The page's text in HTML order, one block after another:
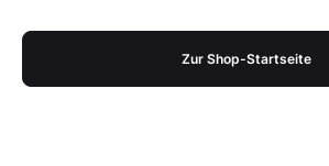
Zur Shop-Startseite